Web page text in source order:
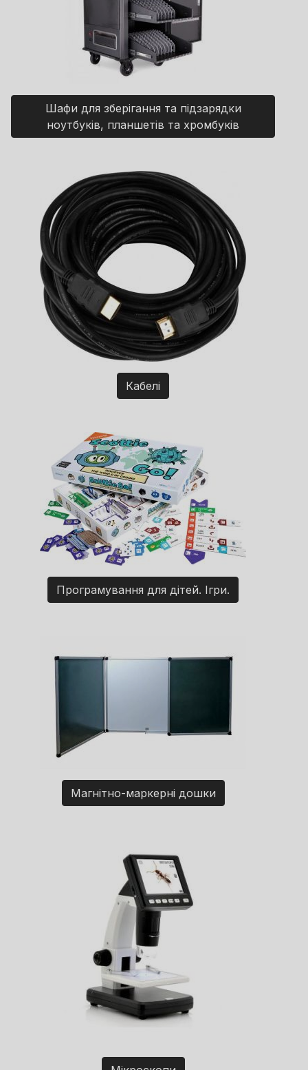
Шафи для зберігання та підзарядки
ноутбуків, планшетів та хромбуків
Кабелі
Програмування для дітей. Ігри.
Магнітно-маркерні дошки